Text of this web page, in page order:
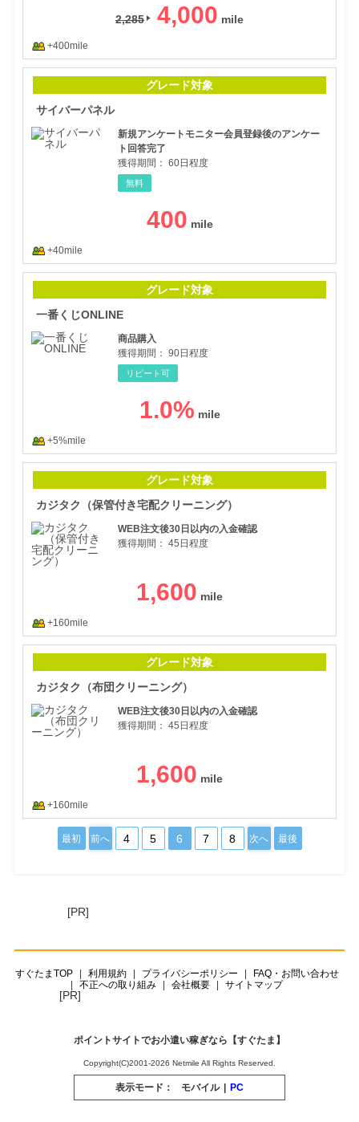
2,285 4,000
+400mile
グレード対象
サイバーパネル
新規アンケートモニター会員登録後のアンケー
ト回答完了
獲得期間： 60日程度
無料
400
+40mile
グレード対象
一番くじONLINE
商品購入
獲得期間： 90日程度
リピート可
1.0%
+5%mile
グレード対象
カジタク（保管付き宅配クリーニング）
WEB注文後30日以内の入金確認
獲得期間： 45日程度
1,600
+160mile
グレード対象
カジタク（布団クリーニング）
WEB注文後30日以内の入金確認
獲得期間： 45日程度
1,600
+160mile
最初 前へ 4 5 6 7 8 次へ 最後
[PR]
すぐたまTOP 利用規約 プライバシーポリシー
FAQ・お問い合わせ
不正への取り組み
会社概要 サイトマップ
[PR]
ポイントサイトでお小遣い稼ぎなら【すぐたま】
Copyright(C)2001-2026 Netmile All Rights Reserved.
表示モード： モバイル PC